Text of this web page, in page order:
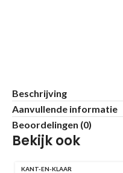
Beschrijving
Aanvullende informatie
Beoordelingen (0)
Bekijk ook
KANT-EN-KLAAR